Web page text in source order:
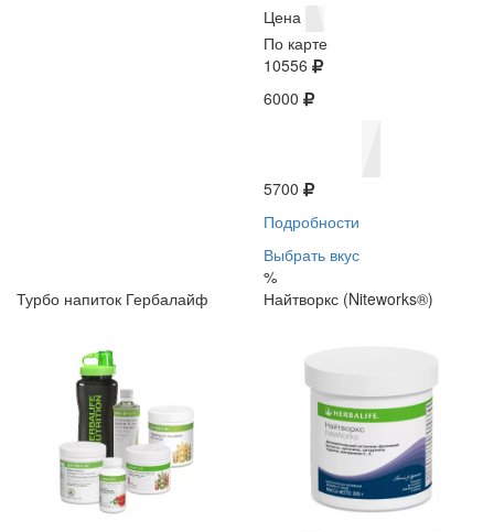
Цена
По карте
10556
6000
5700
Подробности
Выбрать вкус
%
Турбо напиток Гербалайф
Найтворкс (Niteworks®)